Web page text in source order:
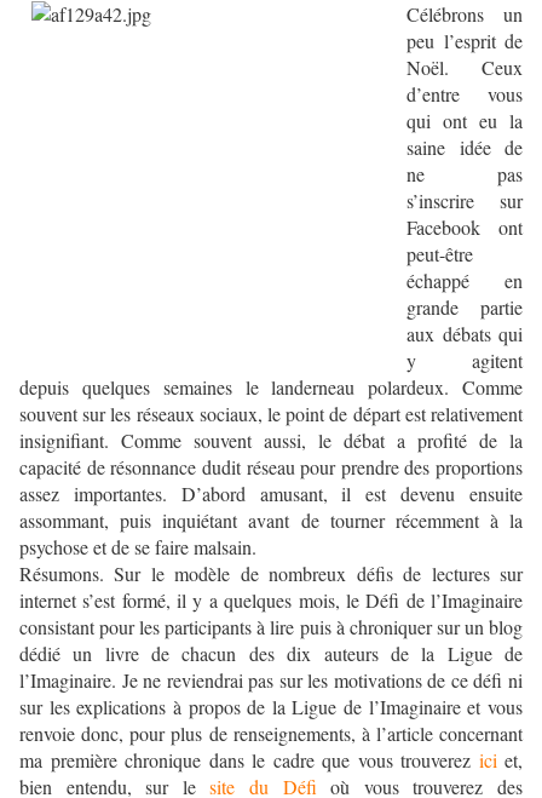
Célébrons un
peu l’esprit de
Noël. Ceux
d’entre vous
qui ont eu la
saine idée de
ne pas
s’inscrire sur
Facebook ont
peut-être
échappé en
grande partie
aux débats qui
y agitent
depuis quelques semaines le landerneau polardeux. Comme
souvent sur les réseaux sociaux, le point de départ est relativement
insignifiant. Comme souvent aussi, le débat a profité de la
capacité de résonnance dudit réseau pour prendre des proportions
assez importantes. D’abord amusant, il est devenu ensuite
assommant, puis inquiétant avant de tourner récemment à la
psychose et de se faire malsain.
Résumons. Sur le modèle de nombreux défis de lectures sur
internet s’est formé, il y a quelques mois, le Défi de l’Imaginaire
consistant pour les participants à lire puis à chroniquer sur un blog
dédié un livre de chacun des dix auteurs de la Ligue de
l’Imaginaire. Je ne reviendrai pas sur les motivations de ce défi ni
sur les explications à propos de la Ligue de l’Imaginaire et vous
renvoie donc, pour plus de renseignements, à l’article concernant
ma première chronique dans le cadre que vous trouverez ici et,
bien entendu, sur lesite du Défi où vous trouverez des